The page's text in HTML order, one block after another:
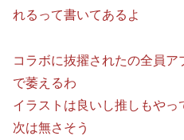
れるって書いてあるよ
コラボに抜擢されたの全員ア
で萎えるわ
イラストは良いし推しもやっ
次は無さそう